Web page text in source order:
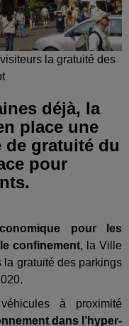
la gratuité des
déjà, la
place une
de gratuité du
pour
pour les
confinement, la Ville
la gratuité des parkings
à proximité
dans l’hyper-